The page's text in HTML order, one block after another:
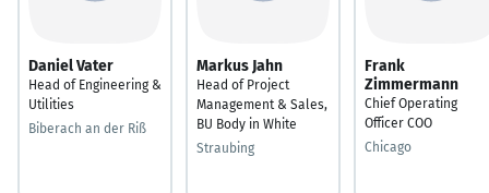
Daniel Vater
Head of Engineering &
Utilities
Biberach an der Riß
Markus Jahn
Head of Project
Management & Sales,
BU Body in White
Straubing
Frank
Zimmermann
Chief Operating
Officer COO
Chicago